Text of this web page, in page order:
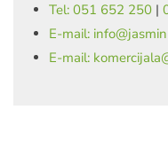
Tel: 051 652 250 |
E-mail:
E-mail: